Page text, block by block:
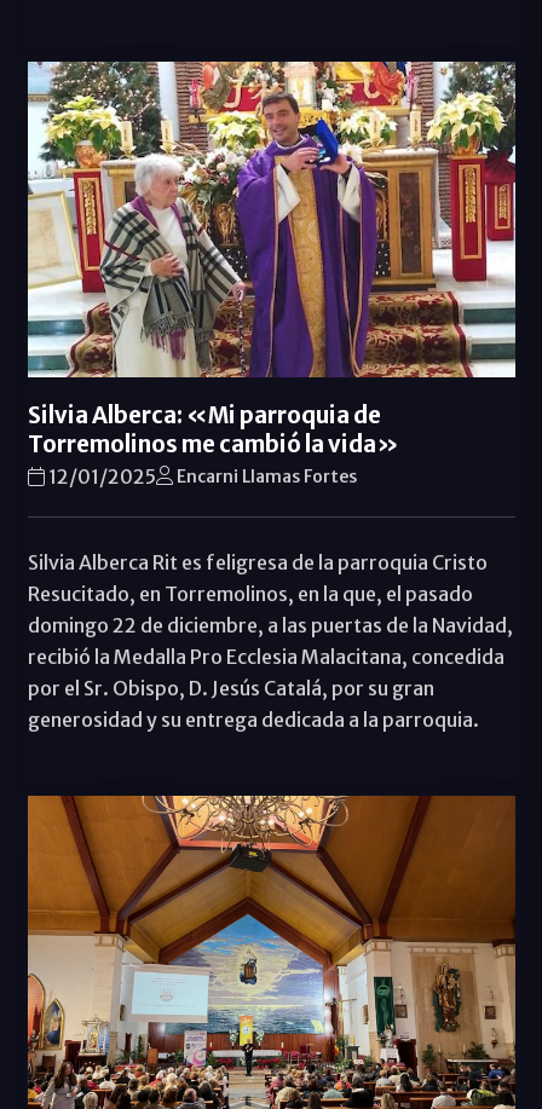
Silvia Alberca: «Mi parroquia de
Torremolinos me cambió la vida»
12/01/2025 Encarni Llamas Fortes
Silvia Alberca Rit es feligresa de la parroquia Cristo
Resucitado, en Torremolinos, en la que, el pasado
domingo 22 de diciembre, a las puertas de la Navidad,
recibió la Medalla Pro Ecclesia Malacitana, concedida
por el Sr. Obispo, D. Jesús Catalá, por su gran
generosidad y su entrega dedicada a la parroquia.